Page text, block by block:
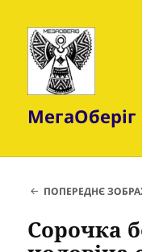
МегаОберіг
ПОПЕРЕДНЄ
Сорочка